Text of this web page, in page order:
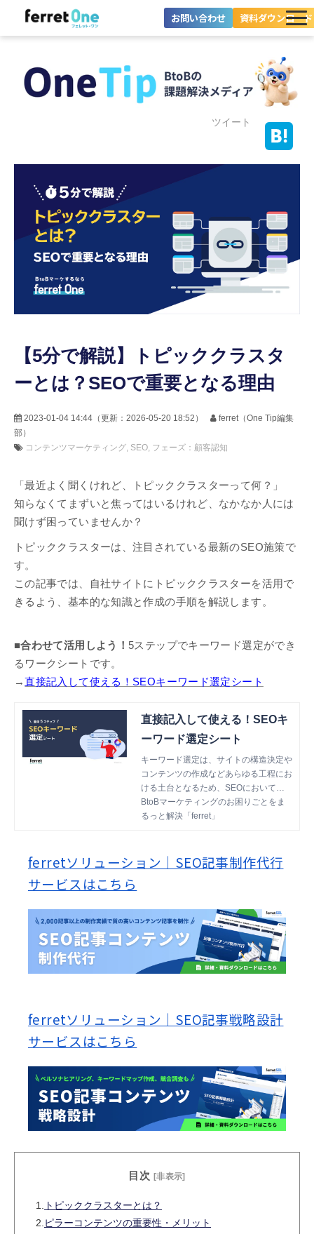
お問い合わせ 資料ダウンロード
ツール・機能一覧
料金プラン
セミナー
お役立ち情報
ツイート
【5分で解説】トピッククラスタ
ーとは？SEOで重要となる理由
2023-01-04 14:44 （更新： 2026-05-20 18:52 ）
ferret（One Tip編集
部）
コンテンツマーケティング SEO フェーズ：顧客認知
「最近よく聞くけれど、トピッククラスターって何？」
知らなくてまずいと焦ってはいるけれど、なかなか人には
聞けず困っていませんか？
トピッククラスターは、注目されている最新のSEO施策で
す。
この記事では、自社サイトにトピッククラスターを活用で
きるよう、基本的な知識と作成の手順を解説します。
■合わせて活用しよう！ 5ステップでキーワード選定ができ
るワークシートです。
→直接記入して使える！SEOキーワード選定シート
直接記入して使える！SEOキ
ーワード選定シート
キーワード選定は、サイトの構造決定や
コンテンツの作成などあらゆる工程にお
ける土台となるため、SEOにおいて欠
かせないタスクです。 本書では、初心
者の方向けに『具体的な手順』や『キー
ります。 ぜひお気軽にご覧くださいま
せ。
BtoBマーケティングのお困りごとをま
るっと解決「ferret」
ferretソリューション｜SEO記事制作代行
サービスはこちら
ferretソリューション｜SEO記事戦略設計
サービスはこちら
目次 [非表示]
1.
トピッククラスターとは？
2. ピラーコンテンツの重要性・メリット